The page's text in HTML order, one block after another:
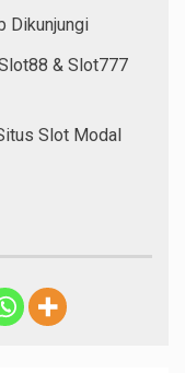
Dikunjungi
& Slot777
Slot Modal